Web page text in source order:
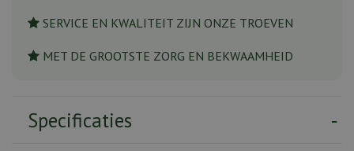
SERVICE EN KWALITEIT ZIJN ONZE TROEVEN
MET DE GROOTSTE ZORG EN BEKWAAMHEID
Specificaties